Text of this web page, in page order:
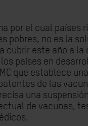
por el cual países
pobres, no es la
cubrir este año a la
países en
que establece
de las
una
de vacunas,